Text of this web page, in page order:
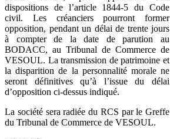
dispositions de l’article 1844-5 du Code
civil. Les créanciers pourront former
opposition, pendant un délai de trente jours
à compter de la date de parution au
BODACC, au Tribunal de Commerce de
VESOUL. La transmission de patrimoine et
la disparition de la personnalité morale ne
seront définitives qu’à l’issue du délai
d’opposition ci‑dessus indiqué.
La société sera radiée du RCS par le Greffe
du Tribunal de Commerce de VESOUL.